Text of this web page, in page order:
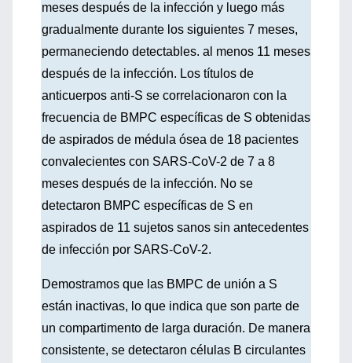
meses después de la infección y luego más
gradualmente durante los siguientes 7 meses,
permaneciendo detectables. al menos 11 meses
después de la infección. Los títulos de
anticuerpos anti-S se correlacionaron con la
frecuencia de BMPC específicas de S obtenidas
de aspirados de médula ósea de 18 pacientes
convalecientes con SARS-CoV-2 de 7 a 8
meses después de la infección. No se
detectaron BMPC específicas de S en
aspirados de 11 sujetos sanos sin antecedentes
de infección por SARS-CoV-2.
Demostramos que las BMPC de unión a S
están inactivas, lo que indica que son parte de
un compartimento de larga duración. De manera
consistente, se detectaron células B circulantes